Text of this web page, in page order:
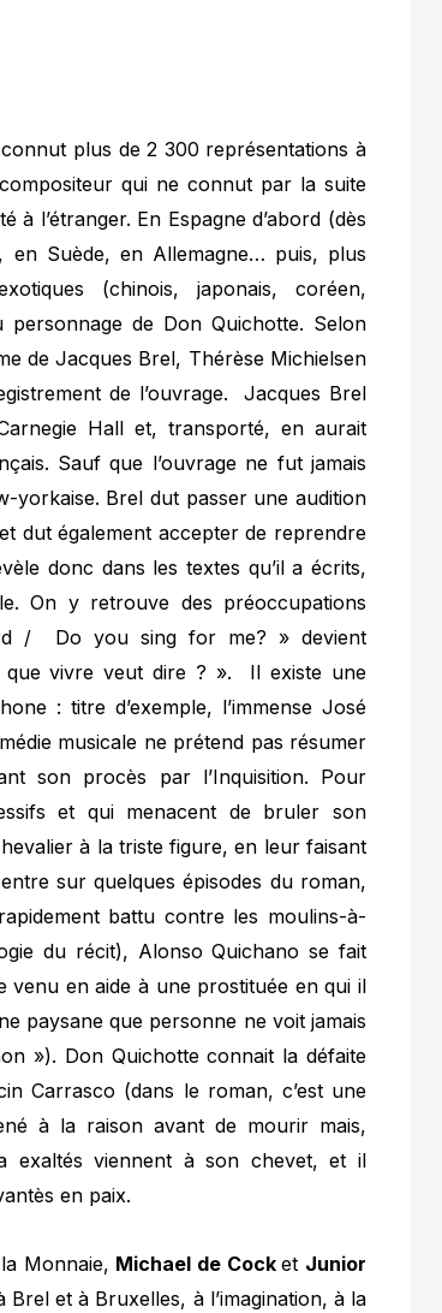
plus de 2 300 représentations à
qui ne connut par la suite
à l’étranger. En Espagne d’abord (dès
en Suède, en Allemagne… puis, plus
(chinois, japonais, coréen,
personnage de Don Quichotte. Selon
de Jacques Brel, Thérèse Michielsen
de l’ouvrage. Jacques Brel
Hall et, transporté, en aurait
Sauf que l’ouvrage ne fut jamais
yorkaise. Brel dut passer une audition
dut également accepter de reprendre
donc dans les textes qu’il a écrits,
On y retrouve des préoccupations
/ Do you sing for me? » devient
que vivre veut dire ? ». Il existe une
: titre d’exemple, l’immense José
musicale ne prétend pas résumer
son procès par l’Inquisition. Pour
et qui menacent de bruler son
à la triste figure, en leur faisant
sur quelques épisodes du roman,
battu contre les moulins-à-
du récit), Alonso Quichano se fait
en aide à une prostituée en qui il
paysane que personne ne voit jamais
»). Don Quichotte connait la défaite
Carrasco (dans le roman, c’est une
à la raison avant de mourir mais,
exaltés viennent à son chevet, et il
en paix.
Monnaie, Michael de Cocket Junior
et à Bruxelles, à l’imagination, à la